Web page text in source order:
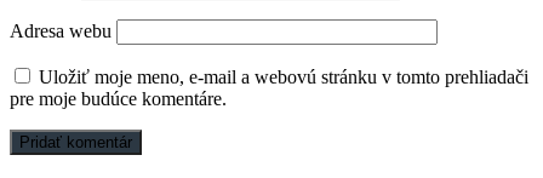
Adresa webu
Uložiť moje meno, e-mail a webovú stránku v tomto prehliadači
pre moje budúce komentáre.